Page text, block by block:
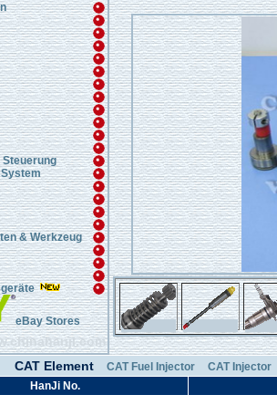
& Werkzeug
eBay Stores
CAT Element CAT Fuel Injector
CAT Injector
HanJi No.